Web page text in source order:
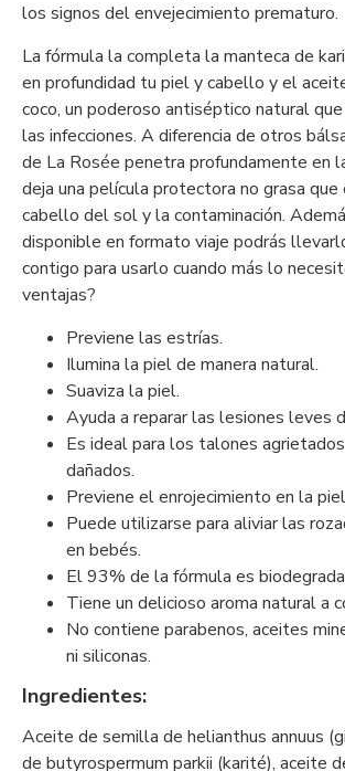
los signos del envejecimiento prematuro.
La fórmula la completa la manteca de
en profundidad tu piel y cabello y el
coco, un poderoso antiséptico natural
las infecciones. A diferencia de otros
de La Rosée penetra profundamente en
deja una película protectora no grasa
cabello del sol y la contaminación.
disponible en formato viaje podrás
contigo para usarlo cuando más lo
ventajas?
Previene las estrías.
Ilumina la piel de manera natural.
Suaviza la piel.
Ayuda a reparar las lesiones leves
Es ideal para los talones
dañados.
Previene el enrojecimiento en la
Puede utilizarse para aliviar las
en bebés.
El 93% de la fórmula es
Tiene un delicioso aroma natural a
No contiene parabenos, aceites
ni siliconas.
Ingredientes:
Aceite de semilla de helianthus annuus
de butyrospermum parkii (karité), aceite